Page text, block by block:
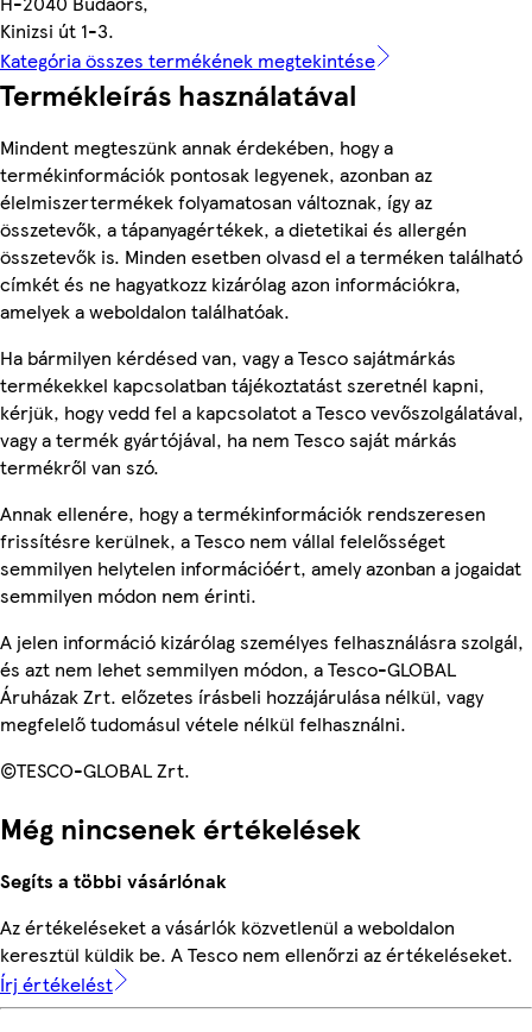
Kinizsi út 1-3.
Kategória összes termékének megtekintése
Termékleírás használatával
Mindent megteszünk annak érdekében, hogy a
termékinformációk pontosak legyenek, azonban az
élelmiszertermékek folyamatosan változnak, így az
összetevők, a tápanyagértékek, a dietetikai és allergén
összetevők is. Minden esetben olvasd el a terméken található
címkét és ne hagyatkozz kizárólag azon információkra,
amelyek a weboldalon találhatóak.
Ha bármilyen kérdésed van, vagy a Tesco sajátmárkás
termékekkel kapcsolatban tájékoztatást szeretnél kapni,
kérjük, hogy vedd fel a kapcsolatot a Tesco vevőszolgálatával,
vagy a termék gyártójával, ha nem Tesco saját márkás
termékről van szó.
Annak ellenére, hogy a termékinformációk rendszeresen
frissítésre kerülnek, a Tesco nem vállal felelősséget
semmilyen helytelen információért, amely azonban a jogaidat
semmilyen módon nem érinti.
A jelen információ kizárólag személyes felhasználásra szolgál,
és azt nem lehet semmilyen módon, a Tesco-GLOBAL
Áruházak Zrt. előzetes írásbeli hozzájárulása nélkül, vagy
megfelelő tudomásul vétele nélkül felhasználni.
©TESCO-GLOBAL Zrt.
Még nincsenek értékelések
Segíts a többi vásárlónak
Az értékeléseket a vásárlók közvetlenül a weboldalon
keresztül küldik be. A Tesco nem ellenőrzi az értékeléseket.
Írj értékelést